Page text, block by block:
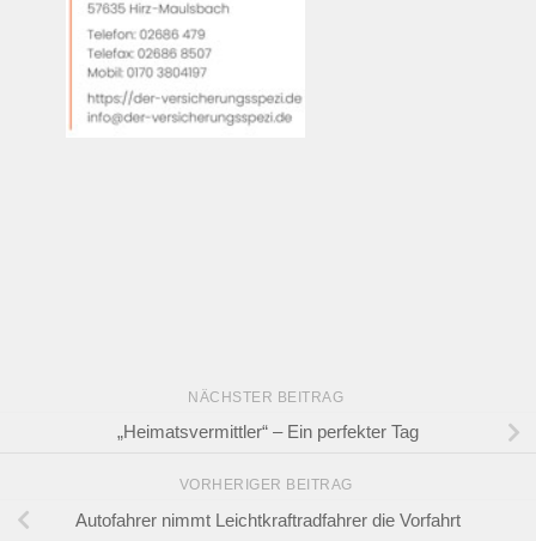
NÄCHSTER BEITRAG
„Heimatsvermittler“ – Ein perfekter Tag
VORHERIGER BEITRAG
Autofahrer nimmt Leichtkraftradfahrer die Vorfahrt